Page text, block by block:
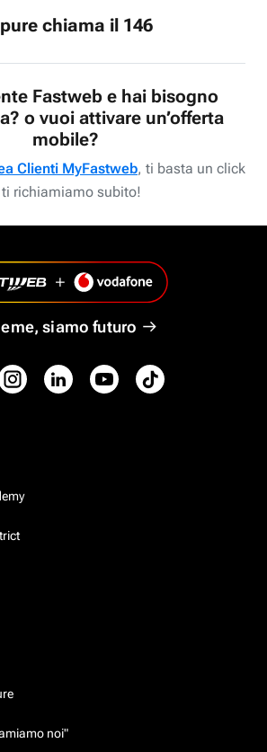
chiama il 146
Fastweb e hai bisogno
o vuoi attivare un’offerta
mobile?
Clienti MyFastweb, ti basta un click
ti richiamiamo subito!
siamo futuro
noi"